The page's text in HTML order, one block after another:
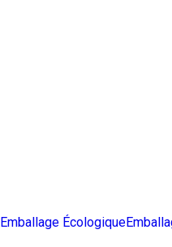
Emballage Écologique